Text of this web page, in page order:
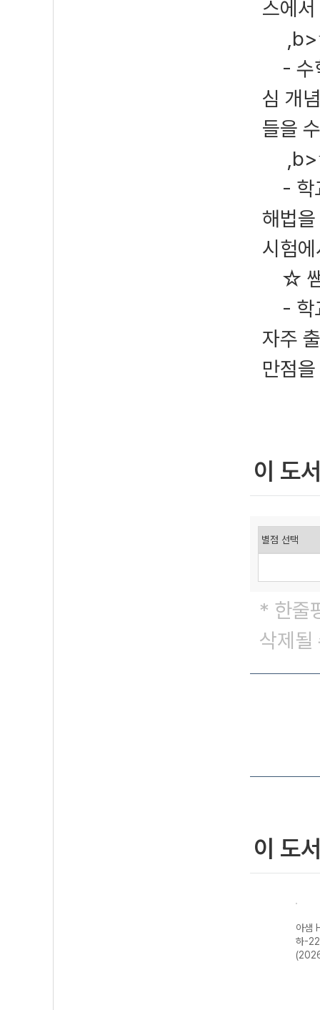
스에
- 수
심 개
들을
- 학
해법
시험
☆ 쌤
- 학
자주
만점
이 도
* 한줄
삭제될
이 도
아샘
하-